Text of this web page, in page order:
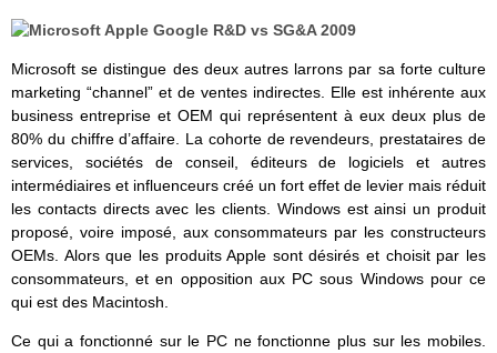
Microsoft se distingue des deux autres larrons par sa forte culture
marketing “channel” et de ventes indirectes. Elle est inhérente aux
business entreprise et OEM qui représentent à eux deux plus de
80% du chiffre d’affaire. La cohorte de revendeurs, prestataires de
services, sociétés de conseil, éditeurs de logiciels et autres
intermédiaires et influenceurs créé un fort effet de levier mais réduit
les contacts directs avec les clients. Windows est ainsi un produit
proposé, voire imposé, aux consommateurs par les constructeurs
OEMs. Alors que les produits Apple sont désirés et choisit par les
consommateurs, et en opposition aux PC sous Windows pour ce
qui est des Macintosh.
Ce qui a fonctionné sur le PC ne fonctionne plus sur les mobiles.